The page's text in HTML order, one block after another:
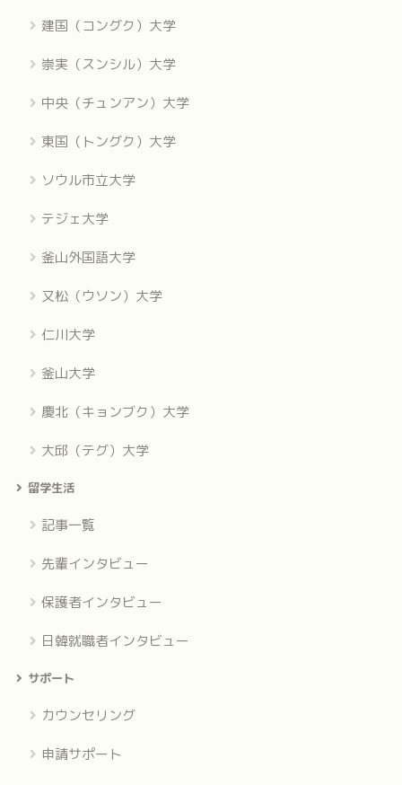
建国（コングク）大学
崇実（スンシル）大学
中央（チュンアン）大学
東国（トングク）大学
ソウル市立大学
テジェ大学
釜山外国語大学
又松（ウソン）大学
仁川大学
釜山大学
慶北（キョンブク）大学
大邱（テグ）大学
留学生活
記事一覧
先輩インタビュー
保護者インタビュー
日韓就職者インタビュー
サポート
カウンセリング
申請サポート